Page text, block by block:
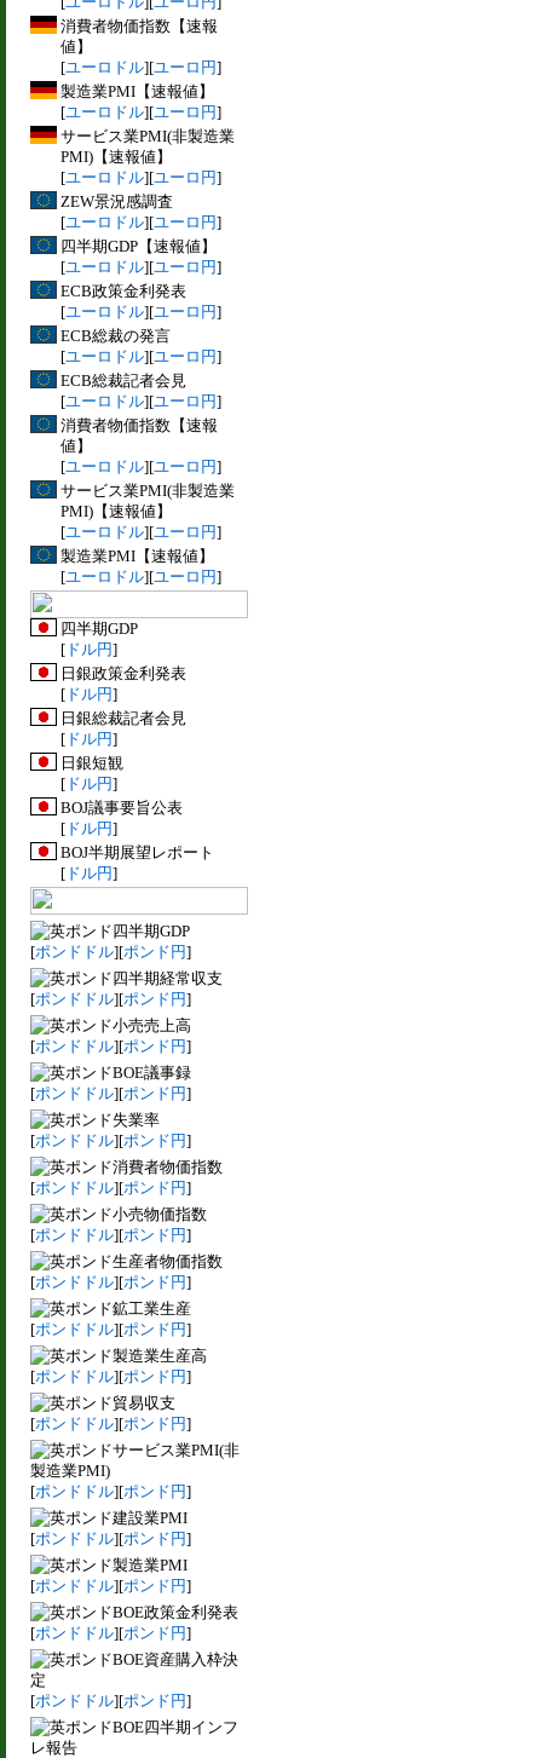
消費者物価指数【速報
値】
[ユーロドル][ユーロ円]
製造業PMI【速報値】
[ユーロドル][ユーロ円]
サービス業PMI(非製造業
PMI)【速報値】
[ユーロドル][ユーロ円]
ZEW景況感調査
[ユーロドル][ユーロ円]
四半期GDP【速報値】
[ユーロドル][ユーロ円]
ECB政策金利発表
[ユーロドル][ユーロ円]
ECB総裁の発言
[ユーロドル][ユーロ円]
ECB総裁記者会見
[ユーロドル][ユーロ円]
消費者物価指数【速報
値】
[ユーロドル][ユーロ円]
サービス業PMI(非製造業
PMI)【速報値】
[ユーロドル][ユーロ円]
製造業PMI【速報値】
[ユーロドル][ユーロ円]
四半期GDP
[ ドル円]
日銀政策金利発表
[ ドル円]
日銀総裁記者会見
[ ドル円]
日銀短観
[ ドル円]
BOJ議事要旨公表
[ ドル円]
BOJ半期展望レポート
[ ドル円]
四半期GDP
[ポンドドル][ポンド円]
四半期経常収支
[ポンドドル][ポンド円]
小売売上高
[ポンドドル][ポンド円]
BOE議事録
[ポンドドル][ポンド円]
失業率
[ポンドドル][ポンド円]
消費者物価指数
[ポンドドル][ポンド円]
小売物価指数
[ポンドドル][ポンド円]
生産者物価指数
[ポンドドル][ポンド円]
鉱工業生産
[ポンドドル][ポンド円]
製造業生産高
[ポンドドル][ポンド円]
貿易収支
[ポンドドル][ポンド円]
サービス業PMI(非
製造業PMI)
[ポンドドル][ポンド円]
建設業PMI
[ポンドドル][ポンド円]
製造業PMI
[ポンドドル][ポンド円]
BOE政策金利発表
[ポンドドル][ポンド円]
BOE資産購入枠決
定
[ポンドドル][ポンド円]
BOE四半期インフ
レ報告